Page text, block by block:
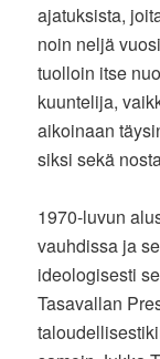
ajatuksista,
noin neljä
tuolloin itse
kuuntelija,
aikoinaan
siksi sekä
1970-luvun
vauhdissa ja
ideologisesti
Tasavallan